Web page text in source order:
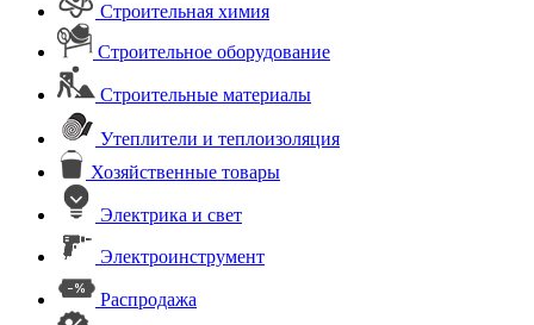
Строительная химия
Строительное оборудование
Строительные материалы
Утеплители и теплоизоляция
Хозяйственные товары
Электрика и свет
Электроинструмент
Распродажа